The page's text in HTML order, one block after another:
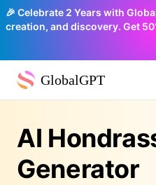
🎉 Celebrate 2 Years with
creation, and discovery. Get
GlobalGPT
AI
Generator